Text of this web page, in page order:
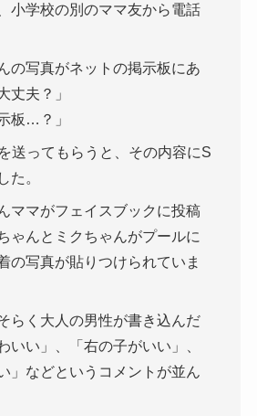
小学校の別のママ友から電話
の写真がネットの掲示板にあ
丈夫？」
板…？」
送ってもらうと、その内容にS
た。
ママがフェイスブックに投稿
ゃんとミクちゃんがプールに
の写真が貼りつけられていま
らく大人の男性が書き込んだ
いい」、「右の子がいい」、
」などというコメントが並ん